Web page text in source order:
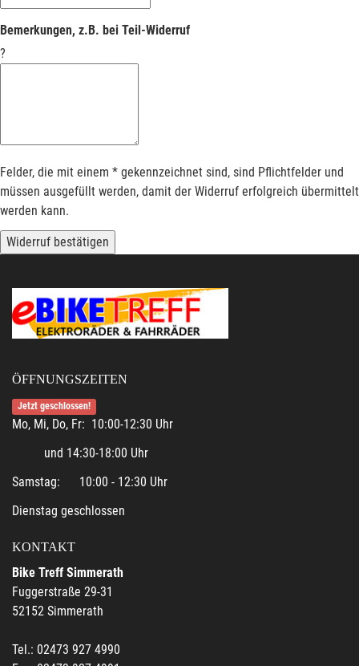
Bemerkungen, z.B. bei Teil-Widerruf
?
Felder, die mit einem * gekennzeichnet sind, sind Pflichtfelder und
müssen ausgefüllt werden, damit der Widerruf erfolgreich übermittelt
werden kann.
Widerruf bestätigen
ÖFFNUNGSZEITEN
Jetzt geschlossen!
Mo, Mi, Do, Fr: 10:00-12:30 Uhr
und 14:30-18:00 Uhr
Samstag: 10:00 - 12:30 Uhr
Dienstag geschlossen
KONTAKT
Bike Treff Simmerath
Fuggerstraße 29-31
52152 Simmerath
Tel.: 02473 927 4990